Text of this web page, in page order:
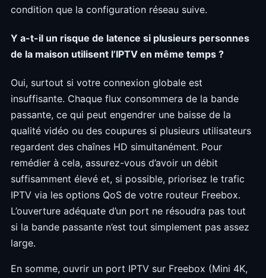
condition que la configuration réseau suive.
Y a-t-il un risque de latence si plusieurs personnes
de la maison utilisent l’IPTV en même temps ?
Oui, surtout si votre connexion globale est
insuffisante. Chaque flux consommera de la bande
passante, ce qui peut engendrer une baisse de la
qualité vidéo ou des coupures si plusieurs utilisateurs
regardent des chaînes HD simultanément. Pour
remédier à cela, assurez-vous d’avoir un débit
suffisamment élevé et, si possible, priorisez le trafic
IPTV via les options QoS de votre routeur Freebox.
L’ouverture adéquate d’un port ne résoudra pas tout
si la bande passante n’est tout simplement pas assez
large.
En somme, ouvrir un port IPTV sur Freebox (Mini 4K,